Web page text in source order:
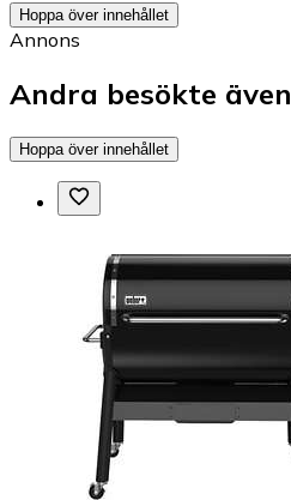
Hoppa över innehållet
Annons
Andra besökte även
Hoppa över innehållet